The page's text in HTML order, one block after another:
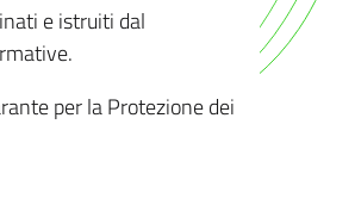
e istruiti dal
per la Protezione dei